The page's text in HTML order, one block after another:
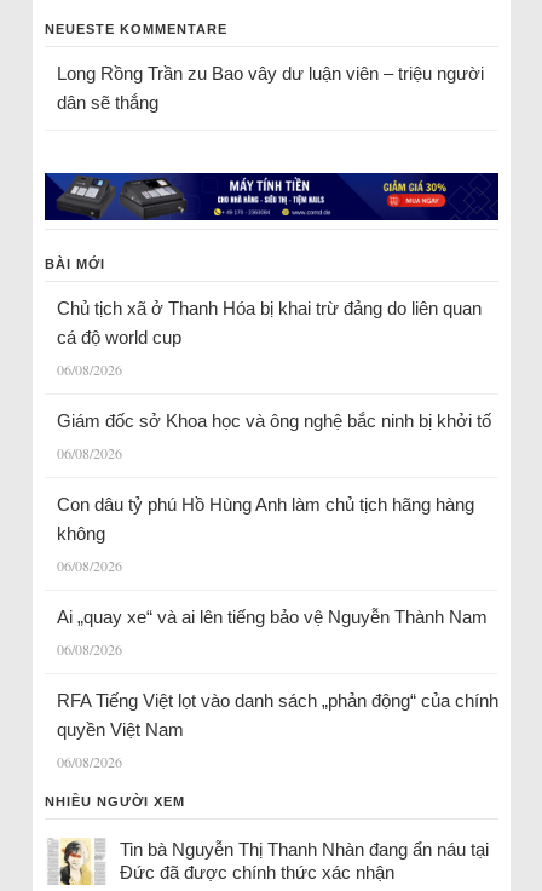
NEUESTE KOMMENTARE
Long Rồng Trầnzu Bao vây dư luận viên – triệu người
dân sẽ thắng
BÀI MỚI
Chủ tịch xã ở Thanh Hóa bị khai trừ đảng do liên quan
cá độ world cup
06/08/2026
Giám đốc sở Khoa học và ông nghệ bắc ninh bị khởi tố
06/08/2026
Con dâu tỷ phú Hồ Hùng Anh làm chủ tịch hãng hàng
không
06/08/2026
Ai „quay xe“ và ai lên tiếng bảo vệ Nguyễn Thành Nam
06/08/2026
RFA Tiếng Việt lọt vào danh sách „phản động“ của chính
quyền Việt Nam
06/08/2026
NHIỀU NGƯỜI XEM
Tin bà Nguyễn Thị Thanh Nhàn đang ẩn náu tại
Đức đã được chính thức xác nhận